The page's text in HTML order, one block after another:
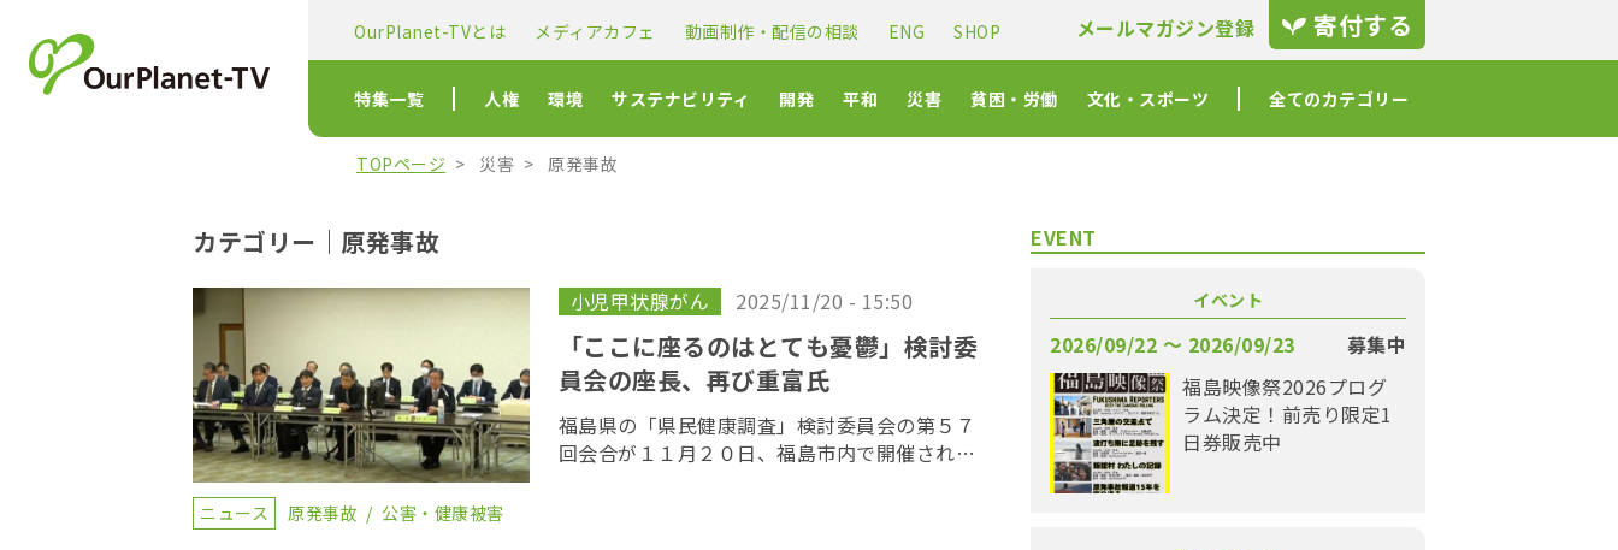
OurPlanet-TVとは メディアカフェ 動画制作・配信の相談 ENG SHOP メールマガジン登録 寄付する
特集一覧 人権 環境 サステナビリティ 開発 平和 災害 貧困・労働 文化・スポーツ 全てのカテゴリー
TOPページ 災害 原発事故
カテゴリー｜原発事故
小児甲状腺がん 2025/11/20 - 15:50
「ここに座るのはとても憂鬱」検討委
員会の座長、再び重富氏
福島県の「県民健康調査」検討委員会の第５７
回会合が１１月２０日、福島市内で開催され、
ニュース 原発事故 公害・健康被害
EVENT
イベント
2026/09/22 〜 2026/09/23
募集中
福島映像祭2026プログ
ラム決定！前売り限定1
日券販売中